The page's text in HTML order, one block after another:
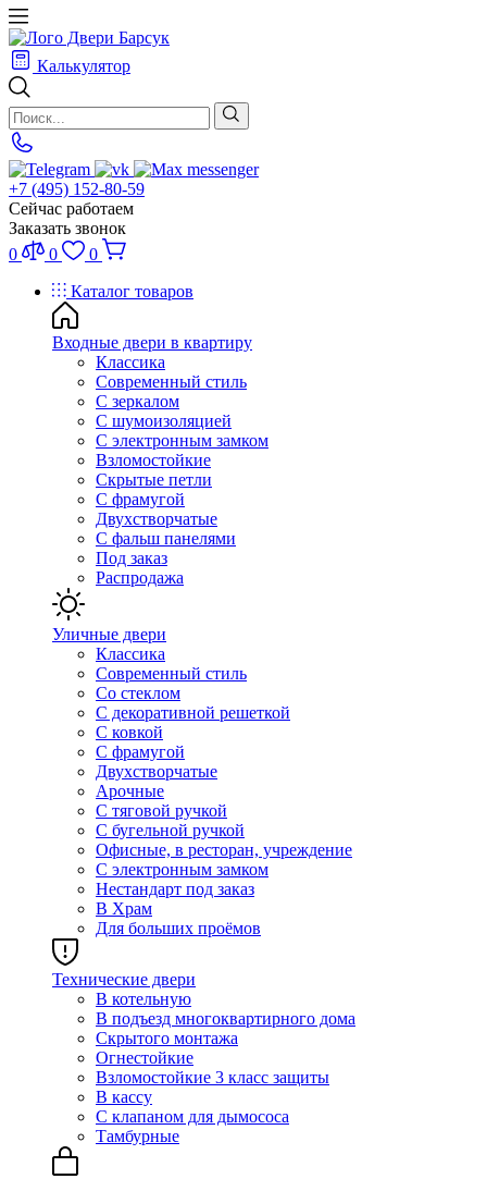
Калькулятор
+7 (495) 152-80-59
Сейчас работаем
Заказать звонок
0
0
0
Каталог товаров
Входные двери в квартиру
Классика
Современный стиль
С зеркалом
С шумоизоляцией
С электронным замком
Взломостойкие
Скрытые петли
С фрамугой
Двухстворчатые
С фальш панелями
Под заказ
Распродажа
Уличные двери
Классика
Современный стиль
Со стеклом
С декоративной решеткой
С ковкой
С фрамугой
Двухстворчатые
Арочные
С тяговой ручкой
С бугельной ручкой
Офисные, в ресторан, учреждение
С электронным замком
Нестандарт под заказ
В Храм
Для больших проёмов
Технические двери
В котельную
В подъезд многоквартирного дома
Скрытого монтажа
Огнестойкие
Взломостойкие 3 класс защиты
В кассу
С клапаном для дымососа
Тамбурные